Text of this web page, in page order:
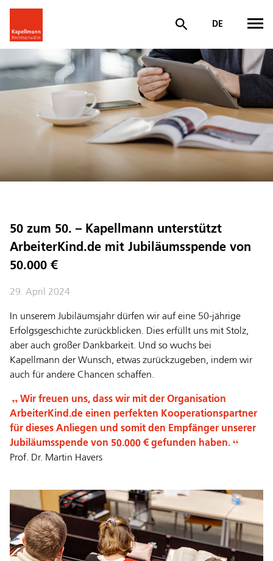
DE
50 zum 50. – Kapellmann unterstützt
ArbeiterKind.de mit Jubiläumsspende von
50.000 €
29. April 2024
In unserem Jubiläumsjahr dürfen wir auf eine 50-jährige
Erfolgsgeschichte zurückblicken. Dies erfüllt uns mit Stolz,
aber auch großer Dankbarkeit. Und so wuchs bei
Kapellmann der Wunsch, etwas zurückzugeben, indem wir
auch für andere Chancen schaffen.
Wir freuen uns, dass wir mit der Organisation
ArbeiterKind.de einen perfekten Kooperationspartner
für dieses Anliegen und somit den Empfänger unserer
Jubiläumsspende von 50.000 € gefunden haben.
Prof. Dr. Martin Havers